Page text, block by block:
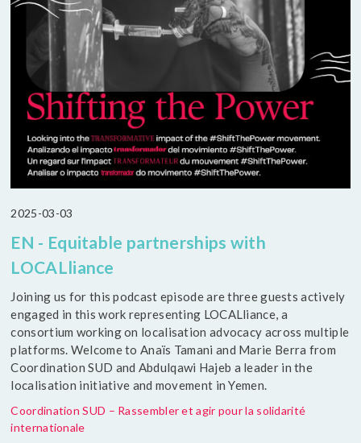
2025-03-03
EN - Equitable partnerships with
LOCALliance
Joining us for this podcast episode are three guests actively
engaged in this work representing LOCALliance, a
consortium working on localisation advocacy across multiple
platforms. Welcome to Anaïs Tamani and Marie Berra from
Coordination SUD and Abdulqawi Hajeb a leader in the
localisation initiative and movement in Yemen.
Coordination SUD – Rassembler et agir pour la solidarité
internationale